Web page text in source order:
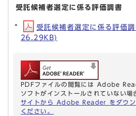
受託候補者選定に係る評価調書
受託候補者選定に係る評価
26.29KB)
PDFファイルの閲覧には Adobe
ソフトがインストールされていない場
サイトから Adobe Reader をダウン
ください。